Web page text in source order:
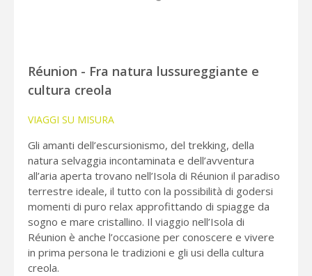
Réunion - Fra natura lussureggiante e
cultura creola
VIAGGI SU MISURA
Gli amanti dell’escursionismo, del trekking, della
natura selvaggia incontaminata e dell’avventura
all’aria aperta trovano nell’Isola di Réunion il paradiso
terrestre ideale, il tutto con la possibilità di godersi
momenti di puro relax approfittando di spiagge da
sogno e mare cristallino. Il viaggio nell’Isola di
Réunion è anche l’occasione per conoscere e vivere
in prima persona le tradizioni e gli usi della cultura
creola.